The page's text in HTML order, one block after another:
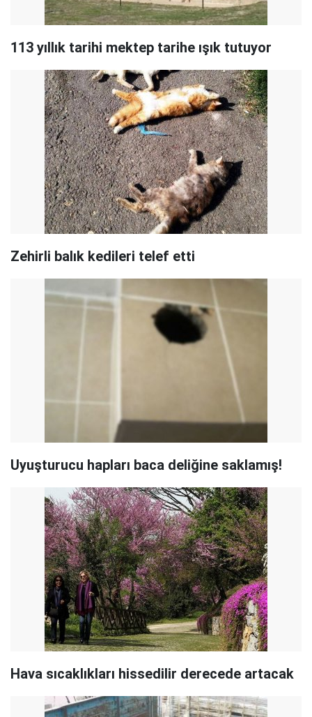
113 yıllık tarihi mektep tarihe ışık tutuyor
Zehirli balık kedileri telef etti
Uyuşturucu hapları baca deliğine saklamış!
Hava sıcaklıkları hissedilir derecede artacak